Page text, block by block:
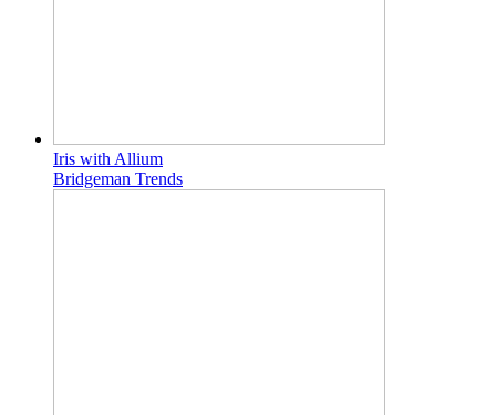
Iris with Allium
Bridgeman Trends